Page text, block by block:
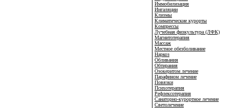
Иммобилизация
Ингаляции
Клизмы
Климатические курорты
Компрессы
Лучебная физкультура (ЛФК)
Магнитотерапия
Массаж
Местное обезболивание
Наркоз
Обливания
Обтирания
Озокеритом лечение
Парафином лечение
Повязки
Психотерапия
Рефлексотерапия
Санаторно-курортное лечение
Светолечение